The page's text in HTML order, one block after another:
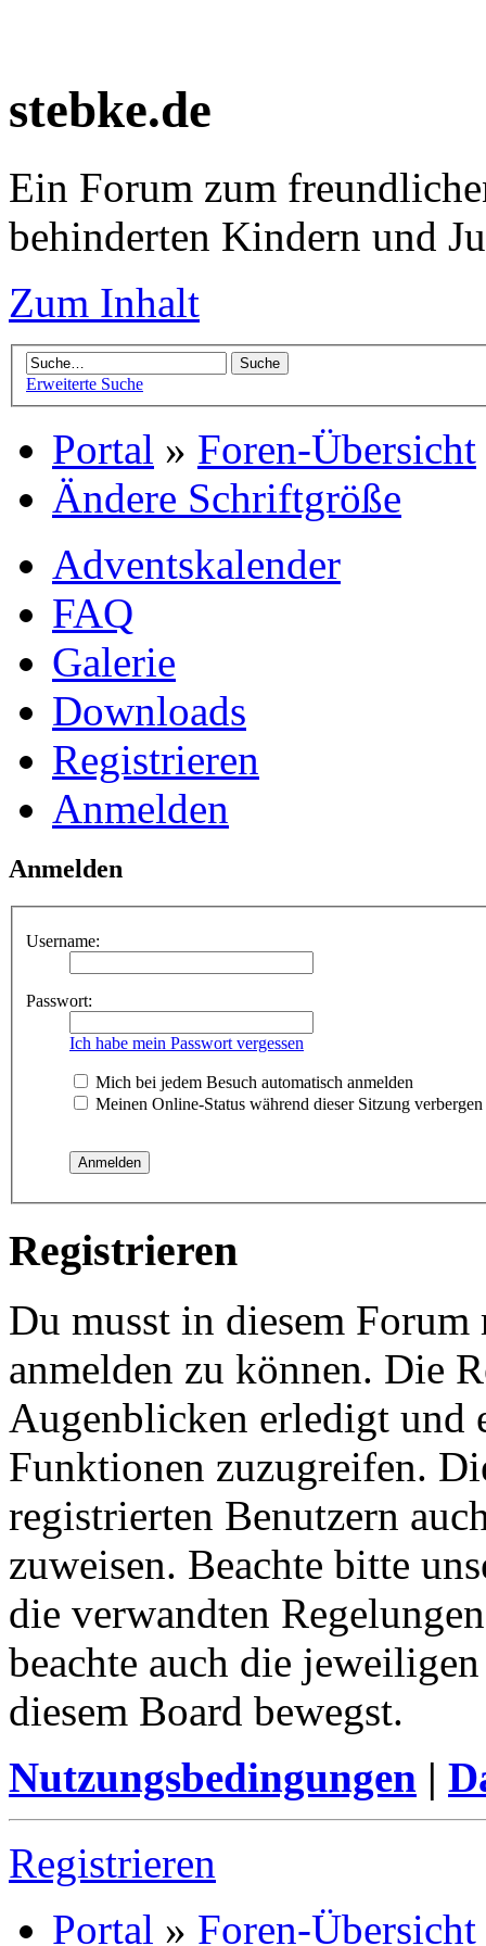
stebke.de
Ein Forum zum
behinderten Kindern und
Zum Inhalt
Erweiterte Suche
Portal » Foren-Übersicht
Ändere Schriftgröße
Adventskalender
FAQ
Galerie
Downloads
Registrieren
Anmelden
Anmelden
Username:
Passwort:
Ich habe mein Passwort vergessen
Mich bei jedem Besuch automatisch anmelden
Meinen Online-Status während dieser Sitzung verbergen
Registrieren
Du musst in diesem
anmelden zu können. Die
Augenblicken erledigt und
Funktionen zuzugreifen.
registrierten Benutzern
zuweisen. Beachte bitte
die verwandten
beachte auch die
diesem Board bewegst.
Nutzungsbedingungen |
Registrieren
Portal » Foren-Übersicht